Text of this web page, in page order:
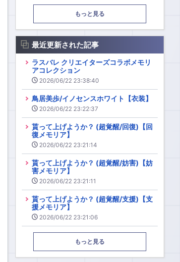
もっと見る
最近更新された記事
ラスバレ クリエイターズコラボメモリ
アコレクション
2026/06/22 23:38:40
鳥居美歩/イノセンスホワイト【衣装】
2026/06/22 23:22:37
貰って上げようか？ (超覚醒/回復)【回
復メモリア】
2026/06/22 23:21:14
貰って上げようか？ (超覚醒/妨害)【妨
害メモリア】
2026/06/22 23:21:11
貰って上げようか？ (超覚醒/支援)【支
援メモリア】
2026/06/22 23:21:06
もっと見る